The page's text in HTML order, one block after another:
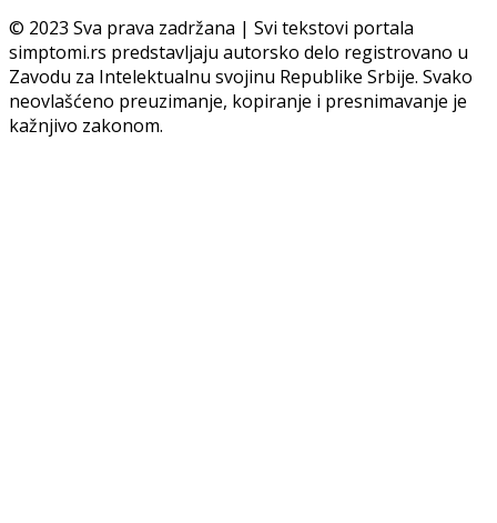
© 2023 Sva prava zadržana | Svi tekstovi portala
simptomi.rs predstavljaju autorsko delo registrovano u
Zavodu za Intelektualnu svojinu Republike Srbije. Svako
neovlašćeno preuzimanje, kopiranje i presnimavanje je
kažnjivo zakonom.